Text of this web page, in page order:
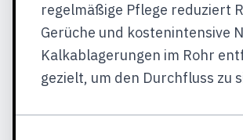
regelmäßige Pflege reduziert
Gerüche und kostenintensive
Kalkablagerungen im Rohr
gezielt, um den Durchfluss zu